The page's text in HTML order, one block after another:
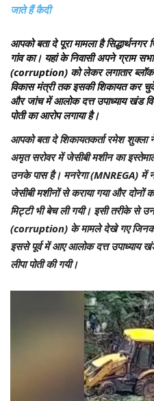
जाते हैं कैदी
आपको बता दे पूरा मामला है
गांव का। यहां के निवासी अपने ग्राम
(corruption) को लेकर लगातार
विकास मंत्री तक इसकी शिकायत कर
और जांच में आलोक दत्त उपाध्याय खंड
पोती का आरोप लगाया है।
आपको बता दे शिकायतकर्ता रमेश शुक्ला
अमृत सरोवर में जेसीबी मशीन का
उनके पास है। मनरेगा (MNREGA) में
जेसीबी मशीनों से कराया गया और दोनों
मिट्टी भी बेच ली गयी। इसी तरीके से
(corruption) के मामले देखे गए जिनको
इससे पूर्व में आए आलोक दत्त उपाध्याय
लीपा पोती की गयी।